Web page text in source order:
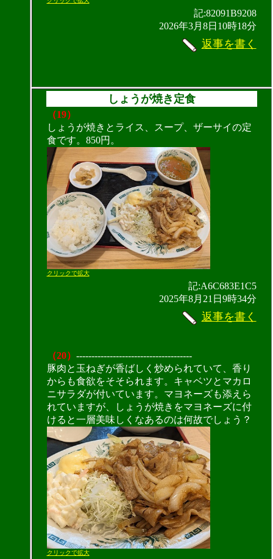
記:82091B9208
2026年3月8日10時18分
返事を書く
しょうが焼き定食
（19）
しょうが焼きとライス、スープ、ザーサイの定
食です。850円。
クリックで拡大
記:A6C683E1C5
2025年8月21日9時34分
返事を書く
（20） --------------------------------------
豚肉と玉ねぎが香ばしく炒められていて、香り
からも食欲をそそられます。キャベツとマカロ
ニサラダが付いています。マヨネーズも添えら
れていますが、しょうが焼きをマヨネーズに付
けると一層美味しくなあるのは何故でしょう？
クリックで拡大